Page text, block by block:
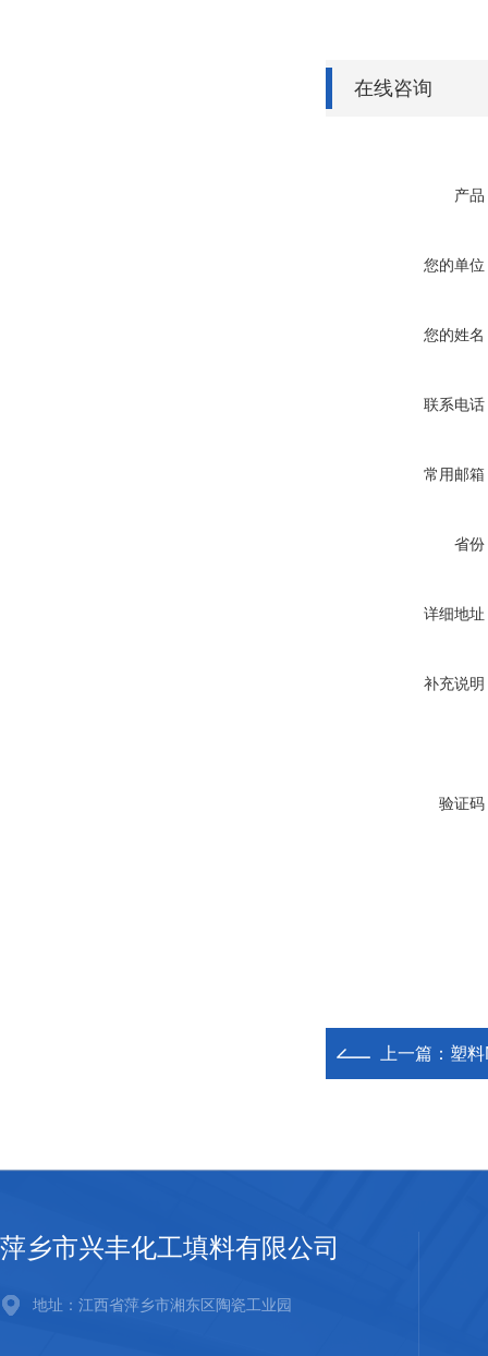
在线咨询
产品
您的单位
您的姓名
联系电话
常用邮箱
省份
详细地址
补充说明
验证码
上一篇： 塑
萍乡市兴丰化工填料有限公司
地址：江西省萍乡市湘东区陶瓷工业园